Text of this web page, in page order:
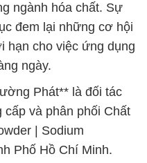
ngành hóa chất. Sự
đem lại những cơ hội
hạn cho việc ứng dụng
ngày.
Phát** là đối tác
cấp và phân phối Chất
| Sodium
Phố Hồ Chí Minh.